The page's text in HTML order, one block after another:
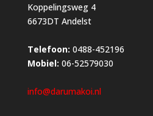
Koppelingsweg 4
6673DT Andelst
Telefoon: 0488-452196
Mobiel: 06-52579030
info@darumakoi.nl